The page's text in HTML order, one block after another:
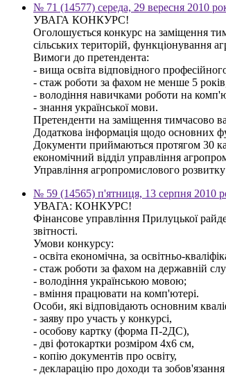
№ 71 (14577) середа, 29 вересня 2010
УВАГА КОНКУРС!
Оголошується конкурс на заміщення
сільських територій, функціонування
Вимоги до претендента:
- вища освіта відповідного
- стаж роботи за фахом не менше 5
- володіння навичками роботи на
- знання української мови.
Претенденти на заміщення тимчасово
Додаткова інформація щодо основних
Документи приймаються протягом 30
економічний відділ управління
Управління агропромислового
№ 59 (14565) п'ятниця, 13 серпня 2010
УВАГА: КОНКУРС!
Фінансове управління Прилуцької
звітності.
Умови конкурсу:
- освіта економічна, за освітньо-
- стаж роботи за фахом на державній
- володіння українською мовою;
- вміння працювати на комп'ютері.
Особи, які відповідають основним
- заяву про участь у конкурсі,
- особову картку (форма П-2ДС),
- дві фотокартки розміром 4х6 см,
- копію документів про освіту,
- декларацію про доходи та